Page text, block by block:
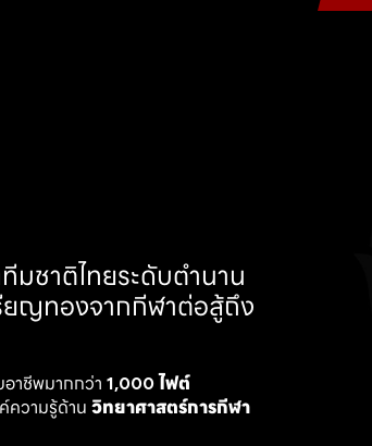
ชาติไทยระดับตำนาน
ยญทองจากกีฬาต่อสู้ถึง
อาชีพมากกว่า 1,000 ไฟต์
ความรู้ด้าน วิทยาศาสตร์การกีฬา